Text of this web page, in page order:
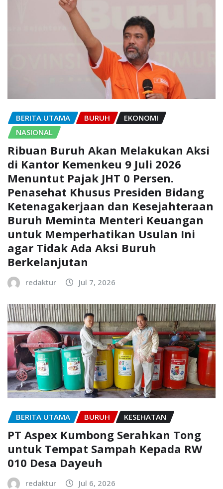
BERITA UTAMA BURUH
EKONOMI
NASIONAL
Ribuan Buruh Akan Melakukan Aksi
di Kantor Kemenkeu 9 Juli 2026
Menuntut Pajak JHT 0 Persen.
Penasehat Khusus Presiden Bidang
Ketenagakerjaan dan Kesejahteraan
Buruh Meminta Menteri Keuangan
untuk Memperhatikan Usulan Ini
agar Tidak Ada Aksi Buruh
Berkelanjutan
redaktur Jul 7, 2026
BERITA UTAMA BURUH KESEHATAN
PT Aspex Kumbong Serahkan Tong
untuk Tempat Sampah Kepada RW
010 Desa Dayeuh
redaktur Jul 6, 2026